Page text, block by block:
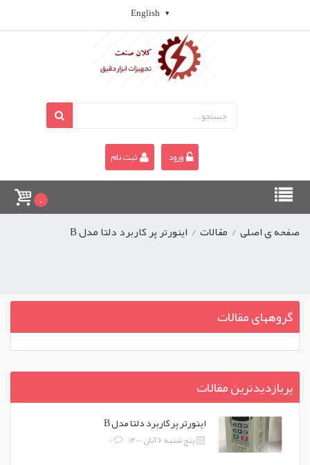
English
ورود ثبت نام
0
صفحه ی اصلی / مقالات / اینورتر پر کاربرد دلتا مدل B
گروههای مقالات
پربازدیدترین مقالات
اینورتر پر کاربرد دلتا مدل B
پنج شنبه 6 آبان 1400 0